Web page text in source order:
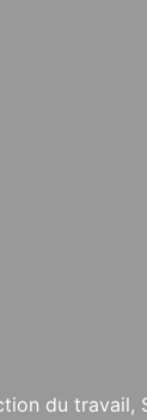
du travail,